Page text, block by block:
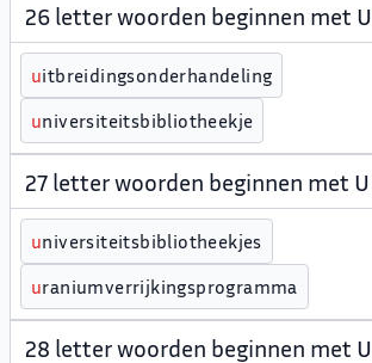
26 letter woorden beginnen met U
uitbreidingsonderhandeling
universiteitsbibliotheekje
27 letter woorden beginnen met U
universiteitsbibliotheekjes
uraniumverrijkingsprogramma
28 letter woorden beginnen met U